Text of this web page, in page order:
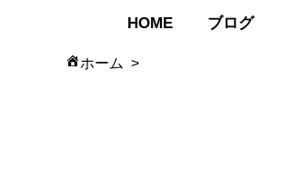
HOME ブログ
ホーム